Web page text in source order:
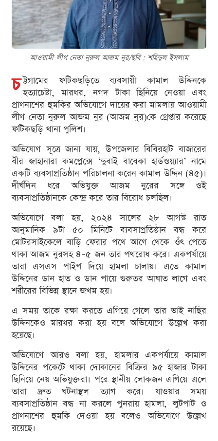
আওয়ামী লীগ নেতা নুরুল আজম নুর/ছবি : শ‌হিদুল ইসলাম
চ ট্টগ্রামের ফটিকছড়িতে ব্যবসায়ী কামাল উদ্দিনকে
হত্যাচেষ্টা, মারধর, নগদ টাকা ছিনিয়ে নেওয়া এবং
প্রাণনাশের হুমকির অভিযোগে দায়ের করা মামলায় আওয়ামী
লীগ নেতা নুরুল আজম নুর (আজম নুর)কে গ্রেপ্তার করেছে
ফটিকছড়ি থানা পুলিশ।
অভিযোগ সূত্রে জানা যায়, উপজেলার বিবিরহাট বাজারের
বীর জাহানারা কমপ্লেক্সে ‘দুবাই বাবেকা হার্ডওয়্যার’ নামে
একটি ব্যবসাপ্রতিষ্ঠান পরিচালনা করেন কামাল উদ্দিন (৪৫)।
দীর্ঘদিন ধরে অভিযুক্ত আজম নুরের সঙ্গে ওই
ব্যবসাপ্রতিষ্ঠানকে কেন্দ্র করে তার বিরোধ চলছিল।
অভিযোগে বলা হয়, ২০২৪ সালের ২৮ আগস্ট রাত
আনুমানিক ৯টা ৫০ মিনিটে ব্যবসাপ্রতিষ্ঠান বন্ধ করে
মোটরসাইকেলে বাড়ি ফেরার পথে আগে থেকে ওঁৎ পেতে
থাকা আজম নুরসহ ৪–৫ জন তার পথরোধ করে। একপর্যায়ে
তারা এসএস পাইপ দিয়ে হামলা চালায়। এতে কামাল
উদ্দিনের ডান হাত ও ডান পায়ে গুরুতর আঘাত লাগে এবং
শরীরের বিভিন্ন স্থানে জখম হয়।
এ সময় তাকে রক্ষা করতে এগিয়ে গেলে তার ভাই নাছির
উদ্দিনকেও মারধর করা হয় বলে অভিযোগে উল্লেখ করা
হয়েছে।
অভিযোগে আরও বলা হয়, হামলার একপর্যায়ে কামাল
উদ্দিনের পকেটে থাকা দোকানের বিক্রির ৯৫ হাজার টাকা
ছিনিয়ে নেয় অভিযুক্তরা। পরে স্থানীয় লোকজন এগিয়ে এলে
তারা দ্রুত ঘটনাস্থল ত্যাগ করে। যাওয়ার সময়
ব্যবসাপ্রতিষ্ঠান বন্ধ না করলে পুনরায় হামলা, লুটপাট ও
প্রাণনাশের হুমকি দেওয়া হয় বলেও অভিযোগে উল্লেখ
রয়েছে।